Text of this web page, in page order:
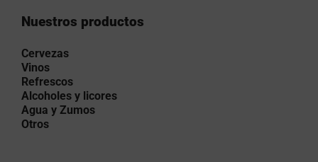
Nuestros productos
Cervezas
Vinos
Refrescos
Alcoholes y licores
Agua y Zumos
Otros